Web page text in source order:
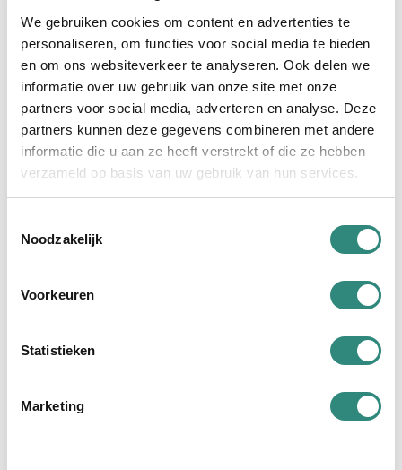
We gebruiken cookies om content en advertenties te
personaliseren, om functies voor social media te bieden
en om ons websiteverkeer te analyseren. Ook delen we
informatie over uw gebruik van onze site met onze
partners voor social media, adverteren en analyse. Deze
partners kunnen deze gegevens combineren met andere
informatie die u aan ze heeft verstrekt of die ze hebben
verzameld op basis van uw gebruik van hun services.
Noodzakelijk
Voorkeuren
Statistieken
Marketing
bedrijfsvideo versterkt de merkbeleving visueel.
Van sfeer naar sales
Tijd voor sales. Tijd voor de website. Deze is
opgebouwd met subtiele animaties en scrolleffecten
die het merkgevoel versterken zonder af te leiden.
Alles klopt, tot in de details. Zegeltjes, labels,
premium kwaliteit en internationale allure.
functioneler. Heldere productcategorieën, filteropties
EN, DE, ES en FR), maken het platform
gebruiksvriendelijk én wereldwijd inzetbaar. Via een
maatwerk integratie met DeepL worden nieuwe
productteksten automatisch vertaald en makkelijk